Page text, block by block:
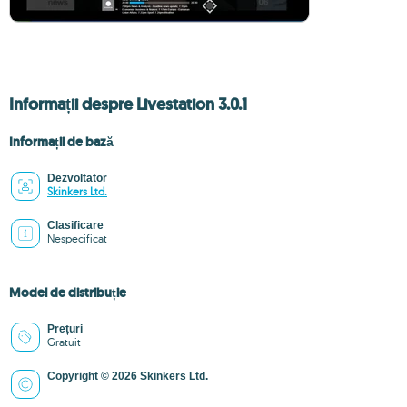
Informații despre Livestation 3.0.1
Informații de bază
Dezvoltator
Skinkers Ltd.
Clasificare
Nespecificat
Model de distribuție
Prețuri
Gratuit
Copyright © 2026 Skinkers Ltd.